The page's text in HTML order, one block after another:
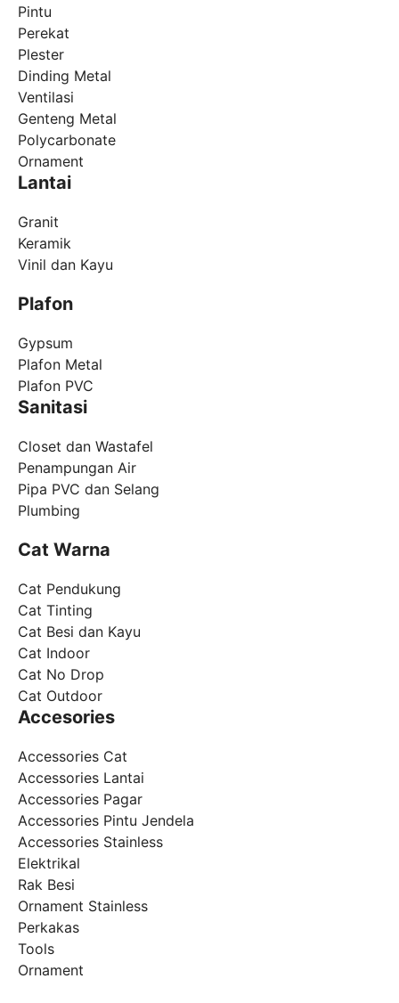
Pintu
Perekat
Plester
Dinding Metal
Ventilasi
Genteng Metal
Polycarbonate
Ornament
Lantai
Granit
Keramik
Vinil dan Kayu
Plafon
Gypsum
Plafon Metal
Plafon PVC
Sanitasi
Closet dan Wastafel
Penampungan Air
Pipa PVC dan Selang
Plumbing
Cat Warna
Cat Pendukung
Cat Tinting
Cat Besi dan Kayu
Cat Indoor
Cat No Drop
Cat Outdoor
Accesories
Accessories Cat
Accessories Lantai
Accessories Pagar
Accessories Pintu Jendela
Accessories Stainless
Elektrikal
Rak Besi
Ornament Stainless
Perkakas
Tools
Ornament